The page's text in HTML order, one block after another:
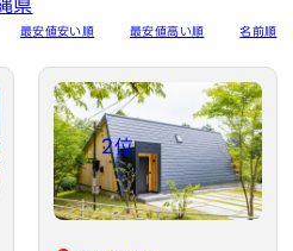
県
最安値安い順 最安値高い順 名前順
2位